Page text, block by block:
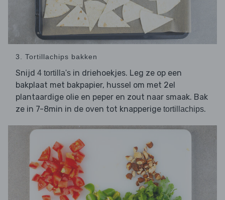
3. Tortillachips bakken
Snijd 4 tortilla's in driehoekjes. Leg ze op een
bakplaat met bakpapier, hussel om met 2el
plantaardige olie en peper en zout naar smaak. Bak
ze in 7-8min in de oven tot knapperige tortillachips.